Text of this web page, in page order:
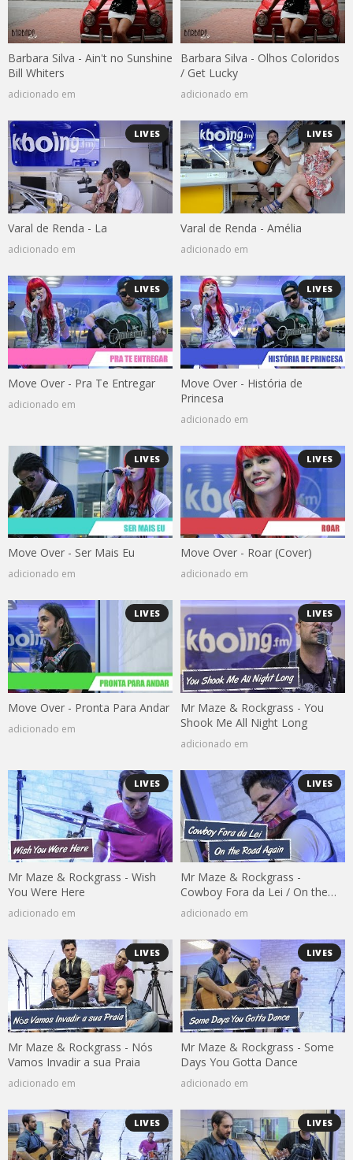
Barbara Silva - Ain't no Sunshine
Bill Whiters
adicionado em
Barbara Silva - Olhos Coloridos
/ Get Lucky
adicionado em
LIVES
Varal de Renda - La
adicionado em
LIVES
Varal de Renda - Amélia
adicionado em
LIVES
Move Over - Pra Te Entregar
adicionado em
LIVES
Move Over - História de
Princesa
adicionado em
LIVES
Move Over - Ser Mais Eu
adicionado em
LIVES
Move Over - Roar (Cover)
adicionado em
LIVES
Move Over - Pronta Para Andar
adicionado em
LIVES
Mr Maze & Rockgrass - You
Shook Me All Night Long
adicionado em
LIVES
Mr Maze & Rockgrass - Wish
You Were Here
adicionado em
LIVES
Mr Maze & Rockgrass -
Cowboy Fora da Lei / On the
Road Again
adicionado em
LIVES
Mr Maze & Rockgrass - Nós
Vamos Invadir a sua Praia
adicionado em
LIVES
Mr Maze & Rockgrass - Some
Days You Gotta Dance
adicionado em
LIVES LIVES